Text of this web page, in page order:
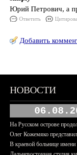
Юрий Петрович, а
Ответить
Добавить
НОВОСТИ
На Русском острове
Олег Кожемяко
В краевой больнице